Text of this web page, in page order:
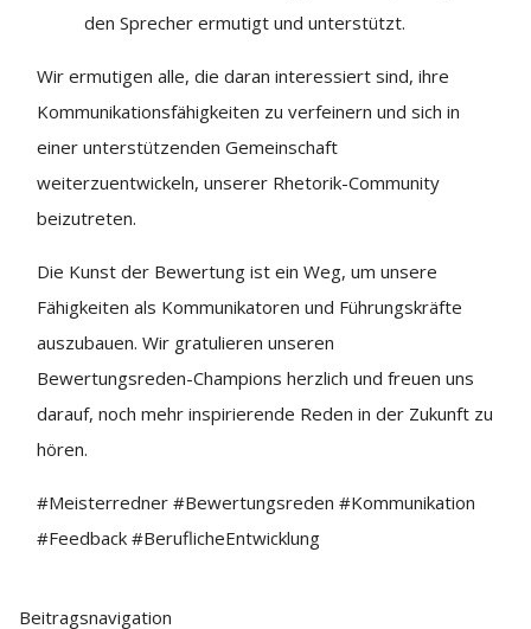
den Sprecher ermutigt und unterstützt.
Wir ermutigen alle, die daran interessiert sind, ihre
Kommunikationsfähigkeiten zu verfeinern und sich in
einer unterstützenden Gemeinschaft
weiterzuentwickeln, unserer Rhetorik-Community
beizutreten.
Die Kunst der Bewertung ist ein Weg, um unsere
Fähigkeiten als Kommunikatoren und Führungskräfte
auszubauen. Wir gratulieren unseren
Bewertungsreden-Champions herzlich und freuen uns
darauf, noch mehr inspirierende Reden in der Zukunft zu
hören.
#Meisterredner #Bewertungsreden #Kommunikation
#Feedback #BeruflicheEntwicklung
Beitragsnavigation